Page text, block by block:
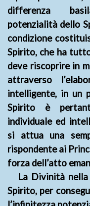
differenza
potenzialità dello
condizione
Spirito, che ha
deve riscoprire in
attraverso
intelligente, in un
Spirito è
individuale ed
si attua una
rispondente ai
forza dell’atto
La Divinità nella
Spirito, per